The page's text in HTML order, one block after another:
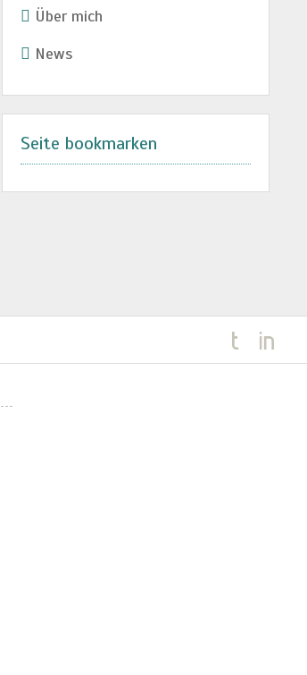
Über mich
News
Seite bookmarken